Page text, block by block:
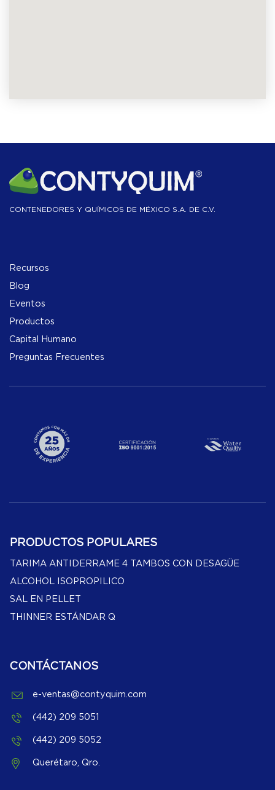
CONTENEDORES Y QUÍMICOS DE MÉXICO S.A. DE C.V.
Recursos
Blog
Eventos
Productos
Capital Humano
Preguntas Frecuentes
PRODUCTOS POPULARES
TARIMA ANTIDERRAME 4 TAMBOS CON DESAGÜE
ALCOHOL ISOPROPILICO
SAL EN PELLET
THINNER ESTÁNDAR Q
CONTÁCTANOS
e-ventas@contyquim.com
(442) 209 5051
(442) 209 5052
Querétaro, Qro.